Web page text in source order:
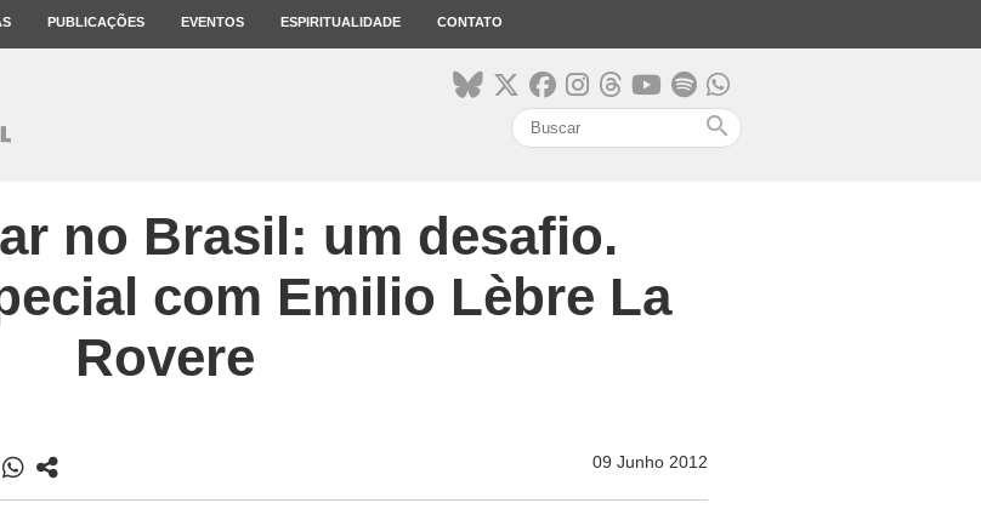
PUBLICAÇÕES EVENTOS ESPIRITUALIDADE CONTATO
search
no Brasil: um desafio.
com Emilio Lèbre La
Rovere
09 Junho 2012